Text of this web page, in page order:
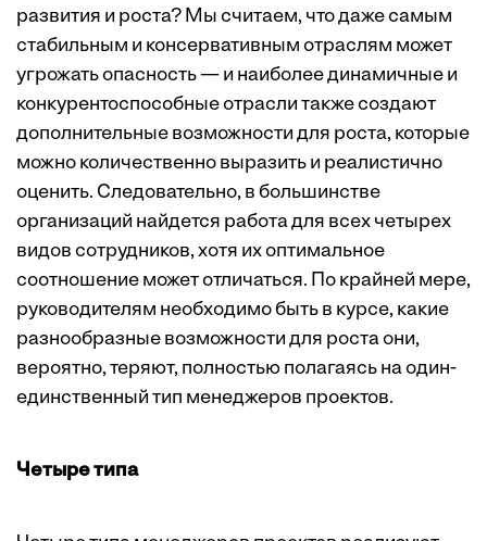
развития и роста? Мы считаем, что даже самым
стабильным и консервативным отраслям может
угрожать опасность — и наиболее динамичные и
конкурентоспособные отрасли также создают
дополнительные возможности для роста, которые
можно количественно выразить и реалистично
оценить. Следовательно, в большинстве
организаций найдется работа для всех четырех
видов сотрудников, хотя их оптимальное
соотношение может отличаться. По крайней мере,
руководителям необходимо быть в курсе, какие
разнообразные возможности для роста они,
вероятно, теряют, полностью полагаясь на один-
единственный тип менеджеров проектов.
Четыре типа